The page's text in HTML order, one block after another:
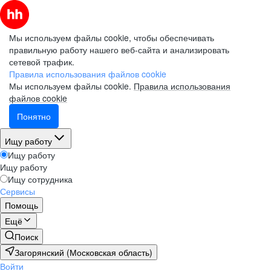
Мы используем файлы cookie, чтобы обеспечивать
правильную работу нашего веб-сайта и анализировать
сетевой трафик.
Правила использования файлов cookie
Мы используем файлы cookie. Правила использования
файлов cookie
Понятно
Ищу работу
Ищу работу
Ищу работу
Ищу сотрудника
Сервисы
Помощь
Ещё
Поиск
Загорянский (Московская область)
Войти